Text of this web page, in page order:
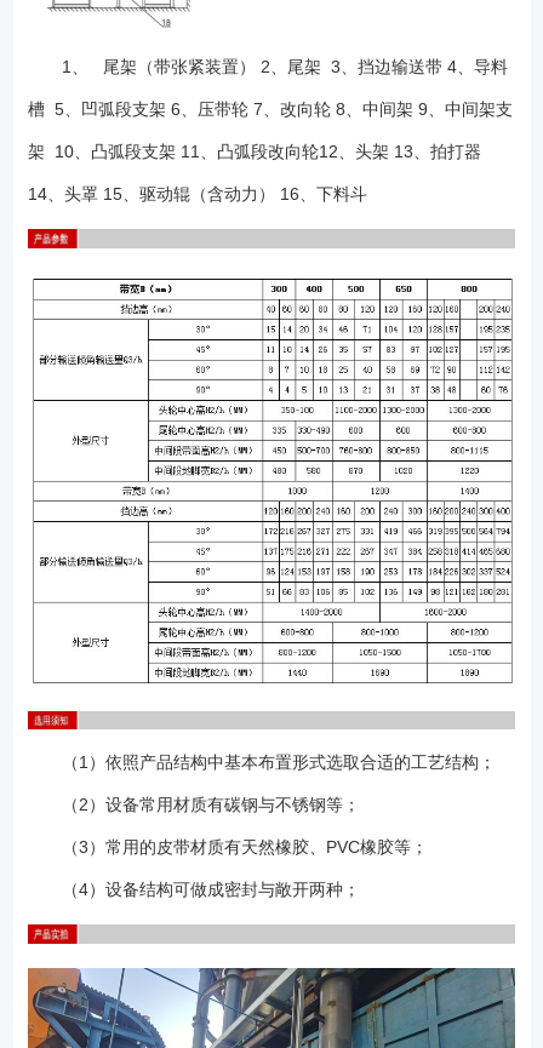
1、 尾架（带张紧装置） 2、尾架 3、挡边输送带 4、导料
槽 5、凹弧段支架 6、压带轮 7、改向轮 8、中间架 9、中间架支
架 10、凸弧段支架 11、凸弧段改向轮12、头架 13、拍打器
14、头罩 15、驱动辊（含动力） 16、下料斗
（1）依照产品结构中基本布置形式选取合适的工艺结构；
（2）设备常用材质有碳钢与不锈钢等；
（3）常用的皮带材质有天然橡胶、PVC橡胶等；
（4）设备结构可做成密封与敞开两种；